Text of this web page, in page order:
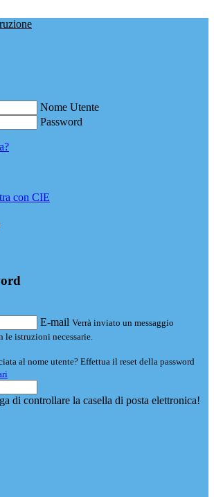
Nome Utente
Password
con CIE
E-mail Verrà inviato un messaggio
istruzioni necessarie.
al nome utente? Effettua il reset della password
di controllare la casella di posta elettronica!